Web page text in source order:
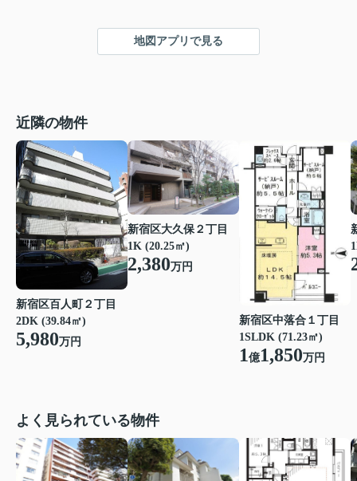
地図アプリで見る
近隣の物件
新宿区百人町２丁目
2DK (39.84㎡)
5,980万円
新宿区大久保２丁目
1K (20.25㎡)
2,380万円
新宿区中落合１丁目
1SLDK (71.23㎡)
1億1,850万円
よく見られている物件